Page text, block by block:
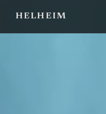
HELHEIM